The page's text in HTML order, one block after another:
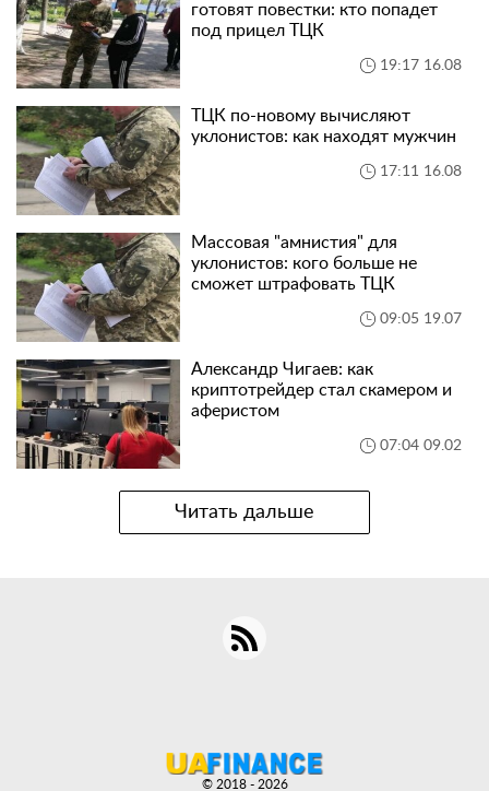
готовят повестки: кто попадет
под прицел ТЦК
19:17 16.08
ТЦК по-новому вычисляют
уклонистов: как находят мужчин
17:11 16.08
Массовая "амнистия" для
уклонистов: кого больше не
сможет штрафовать ТЦК
09:05 19.07
Александр Чигаев: как
криптотрейдер стал скамером и
аферистом
07:04 09.02
Читать дальше
© 2018 - 2026